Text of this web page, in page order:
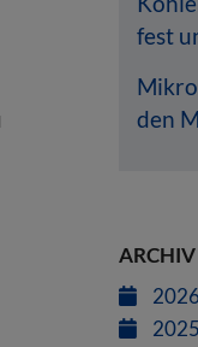
fest
den
ARCHIV
2026
2025